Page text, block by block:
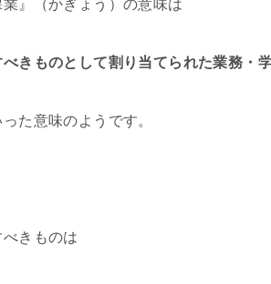
業』（かぎょう）の意味は
べきものとして割り当てられた業務・
った意味のようです。
べきものは